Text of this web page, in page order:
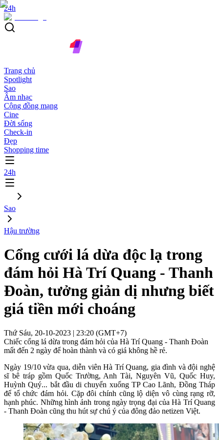
24h
Trang chủ
Spotlight
Sao
Âm nhạc
Cộng đồng mạng
Cine
Đời sống
Check-in
Đẹp
Shopping time
24h
Sao
Hậu trường
Cổng cưới lá dừa độc lạ trong
đám hỏi Hà Trí Quang - Thanh
Đoàn, tưởng giản dị nhưng biết
giá tiền mới choáng
Thứ Sáu, 20-10-2023 | 23:20 (GMT+7)
Chiếc cổng lá dừa trong đám hỏi của Hà Trí Quang - Thanh Đoàn
mất đến 2 ngày để hoàn thành và có giá không hề rẻ.
Ngày 19/10 vừa qua, diễn viên Hà Trí Quang, gia đình và đội nghệ
sĩ bê tráp gồm Quốc Trường, Anh Tài, Nguyên Vũ, Quốc Huy,
Huỳnh Quý... bắt đầu di chuyển xuống TP Cao Lãnh, Đồng Tháp
để tổ chức đám hỏi. Cặp đôi chính cũng lộ diện vô cùng rạng rỡ,
hạnh phúc. Những hình ảnh trong ngày trọng đại của Hà Trí Quang
- Thanh Đoàn cũng thu hút sự chú ý của đông đảo netizen Việt.